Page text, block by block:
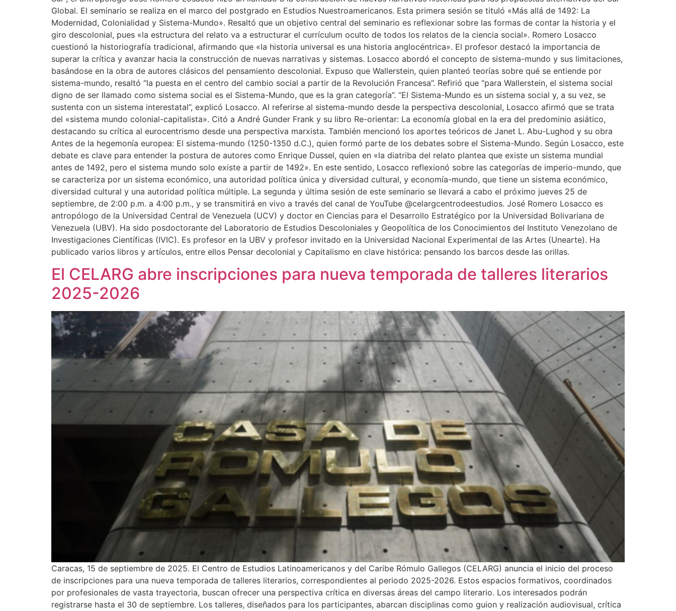
Global. El seminario se realiza en el marco del postgrado en Estudios Nuestroamericanos. Esta primera sesión se tituló «Más allá de 1492: La
Modernidad, Colonialidad y Sistema-Mundo». Resaltó que un objetivo central del seminario es reflexionar sobre las formas de contar la historia y el
giro descolonial, pues «la estructura del relato va a estructurar el currículum oculto de todos los relatos de la ciencia social». Romero Losacco
cuestionó la historiografía tradicional, afirmando que «la historia universal es una historia anglocéntrica». El profesor destacó la importancia de
superar la crítica y avanzar hacia la construcción de nuevas narrativas y sistemas. Losacco abordó el concepto de sistema-mundo y sus limitaciones,
basándose en la obra de autores clásicos del pensamiento descolonial. Expuso que Wallerstein, quien planteó teorías sobre qué se entiende por
sistema-mundo, resaltó “la puesta en el centro del cambio social a partir de la Revolución Francesa”. Refirió que “para Wallerstein, el sistema social
digno de ser llamado como sistema social es el Sistema-Mundo, que es la gran categoría”. “El Sistema-Mundo es un sistema social y, a su vez, se
sustenta con un sistema interestatal”, explicó Losacco. Al referirse al sistema-mundo desde la perspectiva descolonial, Losacco afirmó que se trata
del «sistema mundo colonial-capitalista». Citó a André Gunder Frank y su libro Re-orientar: La economía global en la era del predominio asiático,
destacando su crítica al eurocentrismo desde una perspectiva marxista. También mencionó los aportes teóricos de Janet L. Abu-Lughod y su obra
Antes de la hegemonía europea: El sistema-mundo (1250-1350 d.C.), quien formó parte de los debates sobre el Sistema-Mundo. Según Losacco, este
debate es clave para entender la postura de autores como Enrique Dussel, quien en «la diatriba del relato plantea que existe un sistema mundial
antes de 1492, pero el sistema mundo solo existe a partir de 1492». En este sentido, Losacco reflexionó sobre las categorías de imperio-mundo, que
se caracteriza por un sistema económico, una autoridad política única y diversidad cultural, y economía-mundo, que tiene un sistema económico,
diversidad cultural y una autoridad política múltiple. La segunda y última sesión de este seminario se llevará a cabo el próximo jueves 25 de
septiembre, de 2:00 p.m. a 4:00 p.m., y se transmitirá en vivo a través del canal de YouTube @celargcentrodeestudios. José Romero Losacco es
antropólogo de la Universidad Central de Venezuela (UCV) y doctor en Ciencias para el Desarrollo Estratégico por la Universidad Bolivariana de
Venezuela (UBV). Ha sido posdoctorante del Laboratorio de Estudios Descoloniales y Geopolítica de los Conocimientos del Instituto Venezolano de
Investigaciones Científicas (IVIC). Es profesor en la UBV y profesor invitado en la Universidad Nacional Experimental de las Artes (Unearte). Ha
publicado varios libros y artículos, entre ellos Pensar decolonial y Capitalismo en clave histórica: pensando los barcos desde las orillas.
El CELARG abre inscripciones para nueva temporada de talleres literarios
2025-2026
Caracas, 15 de septiembre de 2025. El Centro de Estudios Latinoamericanos y del Caribe Rómulo Gallegos (CELARG) anuncia el inicio del proceso
de inscripciones para una nueva temporada de talleres literarios, correspondientes al periodo 2025-2026. Estos espacios formativos, coordinados
por profesionales de vasta trayectoria, buscan ofrecer una perspectiva crítica en diversas áreas del campo literario. Los interesados podrán
registrarse hasta el 30 de septiembre. Los talleres, diseñados para los participantes, abarcan disciplinas como guion y realización audiovisual, crítica